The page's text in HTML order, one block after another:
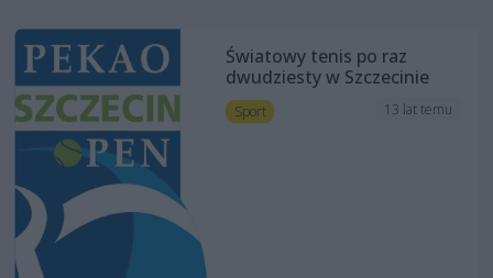
Światowy tenis po raz
dwudziesty w Szczecinie
Sport 13 lat temu